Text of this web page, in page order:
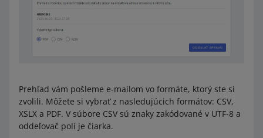
Prehľad vám pošleme e-mailom vo formáte, ktorý ste si
zvolili. Môžete si vybrať z nasledujúcich formátov: CSV,
XSLX a PDF. V súbore CSV sú znaky zakódované v UTF-8 a
oddeľovač polí je čiarka.